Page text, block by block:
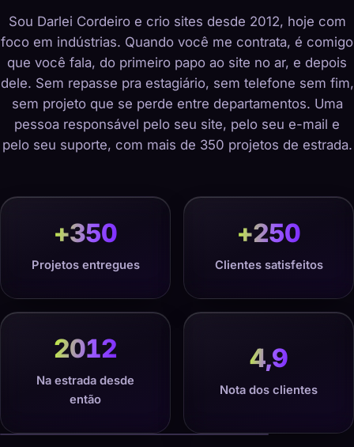
Sou Darlei Cordeiro e crio sites desde 2012, hoje com
foco em indústrias. Quando você me contrata, é comigo
que você fala, do primeiro papo ao site no ar, e depois
dele. Sem repasse pra estagiário, sem telefone sem fim,
sem projeto que se perde entre departamentos. Uma
pessoa responsável pelo seu site, pelo seu e-mail e
pelo seu suporte, com mais de 350 projetos de estrada.
+350
Projetos entregues
+250
Clientes satisfeitos
2012
Na estrada desde
então
4,9
Nota dos clientes